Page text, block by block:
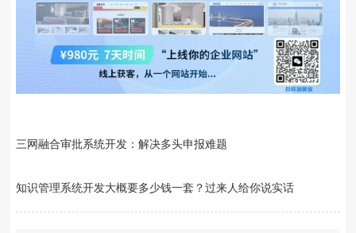
三网融合审批系统开发：解决多头申报难题
知识管理系统开发大概要多少钱一套？过来人给你说实话